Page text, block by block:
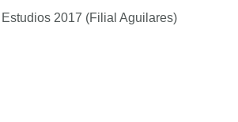
2017 (Filial Aguilares)